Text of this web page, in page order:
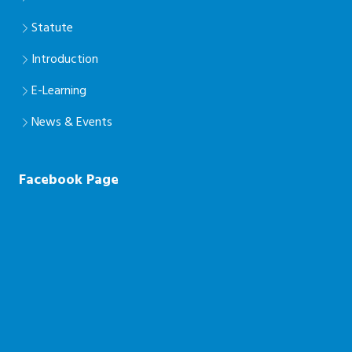
Statute
Introduction
E-Learning
News & Events
Facebook Page